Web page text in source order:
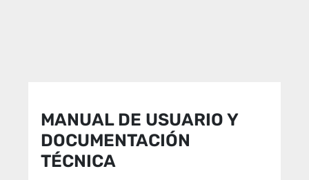
MANUAL DE USUARIO Y
DOCUMENTACIÓN
TÉCNICA